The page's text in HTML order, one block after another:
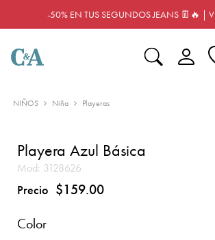
-50% EN TUS SEGUNDOS JEANS 👖🔥 |
NIÑOS Niña Playeras
Playera Azul Básica
Mod: 3128626
Precio $159.00
Color